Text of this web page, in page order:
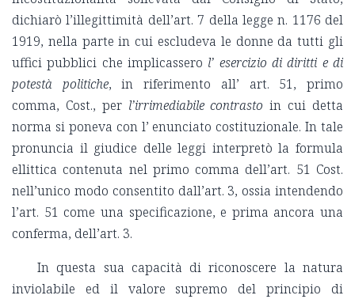
dichiarò l’illegittimità dell’art. 7 della legge n. 1176 del
1919, nella parte in cui escludeva le donne da tutti gli
uffici pubblici che implicassero l’ esercizio di diritti e di
potestà politiche, in riferimento all’ art. 51, primo
comma, Cost., per l’irrimediabile contrasto in cui detta
norma si poneva con l’ enunciato costituzionale. In tale
pronuncia il giudice delle leggi interpretò la formula
ellittica contenuta nel primo comma dell’art. 51 Cost.
nell’unico modo consentito dall’art. 3, ossia intendendo
l’art. 51 come una specificazione, e prima ancora una
conferma, dell’art. 3.
In questa sua capacità di riconoscere la natura
inviolabile ed il valore supremo del principio di